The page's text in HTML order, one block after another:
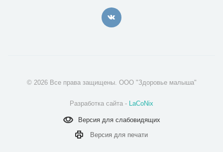
© 2026 Все права защищены. ООО "Здоровье малыша"
Разработка сайта - LaCoNix
Версия дляслабовидящих
Версия для печати